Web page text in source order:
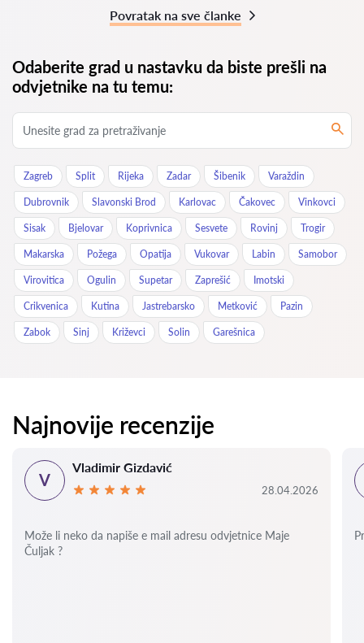
Povratak na sve članke
Odaberite grad u nastavku da biste prešli na
odvjetnike na tu temu:
Zagreb Split Rijeka Zadar Šibenik Varaždin
Dubrovnik Slavonski Brod Karlovac Čakovec Vinkovci
Sisak Bjelovar Koprivnica Sesvete Rovinj Trogir
Makarska Požega Opatija Vukovar Labin Samobor
Virovitica Ogulin Supetar Zaprešić Imotski
Crikvenica Kutina Jastrebarsko Metković Pazin
Zabok Sinj Križevci Solin Garešnica
Najnovije recenzije
V
Vladimir Gizdavić
28.04.2026
Može li neko da napiše e mail adresu odvjetnice Maje
Čuljak ?